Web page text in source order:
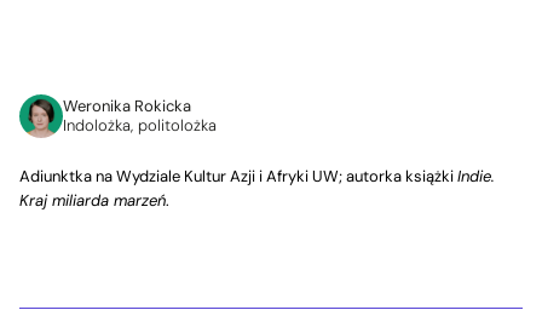
Weronika Rokicka
Indolożka, politolożka
Adiunktka na Wydziale Kultur Azji i Afryki UW; autorka książkiIndie.
Kraj miliarda marzeń.